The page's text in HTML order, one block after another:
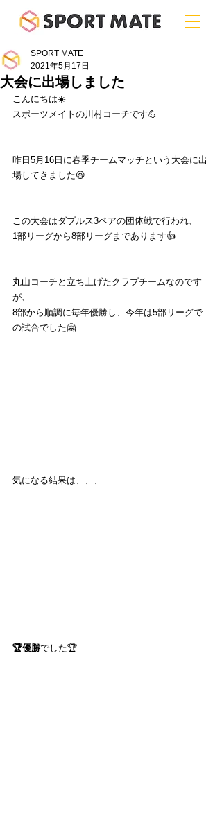
大会に出場しました
SPORT MATE
2021年5月17日
こんにちは☀️
スポーツメイトの川村コーチです💪
昨日5月16日に春季チームマッチという大会に出
場してきました😆
この大会はダブルス3ペアの団体戦で行われ、
1部リーグから8部リーグまであります👍
丸山コーチと立ち上げたクラブチームなのです
が、
8部から順調に毎年優勝し、今年は5部リーグで
の試合でした🤗
気になる結果は、、、
🏆優勝でした🏆